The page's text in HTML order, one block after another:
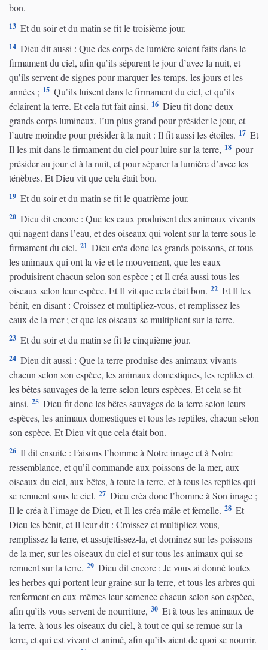
bon.
13 Et du soir et du matin se fit le troisième jour.
14 Dieu dit aussi : Que des corps de lumière soient faits dans le
firmament du ciel, afin qu’ils séparent le jour d’avec la nuit, et
qu’ils servent de signes pour marquer les temps, les jours et les
années ; 15 Qu’ils luisent dans le firmament du ciel, et qu’ils
éclairent la terre. Et cela fut fait ainsi. 16 Dieu fit donc deux
grands corps lumineux, l’un plus grand pour présider le jour, et
l’autre moindre pour présider à la nuit : Il fit aussi les étoiles. 17 Et
Il les mit dans le firmament du ciel pour luire sur la terre, 18 pour
présider au jour et à la nuit, et pour séparer la lumière d’avec les
ténèbres. Et Dieu vit que cela était bon.
19 Et du soir et du matin se fit le quatrième jour.
20 Dieu dit encore : Que les eaux produisent des animaux vivants
qui nagent dans l’eau, et des oiseaux qui volent sur la terre sous le
firmament du ciel. 21 Dieu créa donc les grands poissons, et tous
les animaux qui ont la vie et le mouvement, que les eaux
produisirent chacun selon son espèce ; et Il créa aussi tous les
oiseaux selon leur espèce. Et Il vit que cela était bon. 22 Et Il les
bénit, en disant : Croissez et multipliez-vous, et remplissez les
eaux de la mer ; et que les oiseaux se multiplient sur la terre.
23 Et du soir et du matin se fit le cinquième jour.
24 Dieu dit aussi : Que la terre produise des animaux vivants
chacun selon son espèce, les animaux domestiques, les reptiles et
les bêtes sauvages de la terre selon leurs espèces. Et cela se fit
ainsi. 25 Dieu fit donc les bêtes sauvages de la terre selon leurs
espèces, les animaux domestiques et tous les reptiles, chacun selon
son espèce. Et Dieu vit que cela était bon.
26 Il dit ensuite : Faisons l’homme à Notre image et à Notre
ressemblance, et qu’il commande aux poissons de la mer, aux
oiseaux du ciel, aux bêtes, à toute la terre, et à tous les reptiles qui
se remuent sous le ciel. 27 Dieu créa donc l’homme à Son image ;
Il le créa à l’image de Dieu, et Il les créa mâle et femelle. 28 Et
Dieu les bénit, et Il leur dit : Croissez et multipliez-vous,
remplissez la terre, et assujettissez-la, et dominez sur les poissons
de la mer, sur les oiseaux du ciel et sur tous les animaux qui se
remuent sur la terre. 29 Dieu dit encore : Je vous ai donné toutes
les herbes qui portent leur graine sur la terre, et tous les arbres qui
renferment en eux-mêmes leur semence chacun selon son espèce,
afin qu’ils vous servent de nourriture, 30 Et à tous les animaux de
la terre, à tous les oiseaux du ciel, à tout ce qui se remue sur la
terre, et qui est vivant et animé, afin qu’ils aient de quoi se nourrir.